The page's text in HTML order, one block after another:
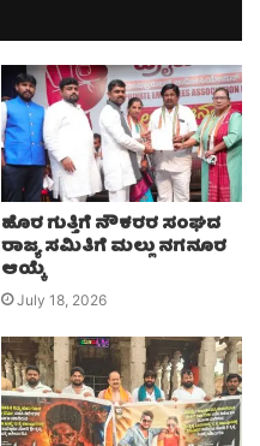
ಹೊರ ಗುತ್ತಿಗೆ ನೌಕರರ ಸಂಘದ
ರಾಜ್ಯ ಸಮಿತಿಗೆ ಮಲ್ಲು ನಗನೂರ
ಆಯ್ಕೆ
July 18, 2026